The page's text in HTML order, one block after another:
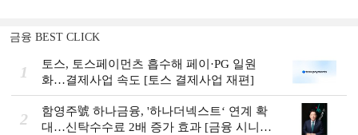
금융 BEST CLICK
1
토스, 토스페이먼츠 흡수해 페이·PG 일원
화…결제사업 속도 [토스 결제사업 재편]
2
함영주號 하나금융, '하나더넥스트‘ 연계 확
대…신탁수수료 2배 증가 효과 [금융 시니어